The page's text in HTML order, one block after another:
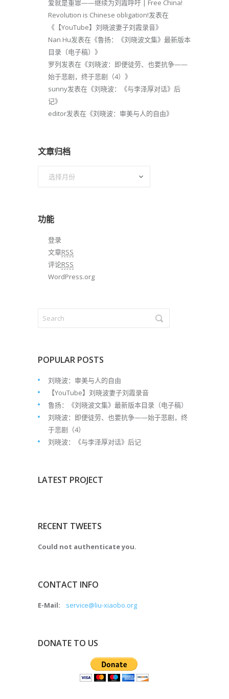
爱就是重罪——继续为刘霞呼吁 | Free China!
Revolution is Chinese obligation!发表在
《 【YouTube】刘晓波妻子刘霞录音》
Nan Hu发表在《鲁扬：《刘晓波文集》最新版本
目录（电子稿） 》
罗列发表在《刘晓波：即便徒劳、也要抗争——
始于悲剧，终于悲剧（4） 》
sunny发表在《刘晓波：《与李泽厚对话》后
记》
editor发表在《刘晓波：审美与人的自由》
文章归档
功能
登录
文章RSS
评论RSS
WordPress.org
POPULAR POSTS
刘晓波：审美与人的自由
【YouTube】刘晓波妻子刘霞录音
鲁扬：《刘晓波文集》最新版本目录（电子稿）
刘晓波：即便徒劳、也要抗争——始于悲剧，终
于悲剧（4）
刘晓波：《与李泽厚对话》后记
LATEST PROJECT
RECENT TWEETS
Could not authenticate you.
CONTACT INFO
E-Mail: service@liu-xiaobo.org
DONATE TO US